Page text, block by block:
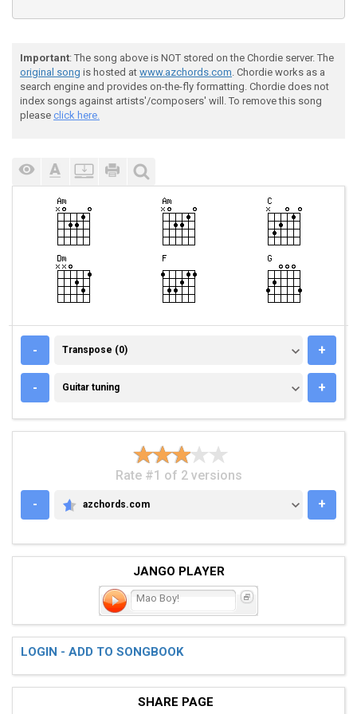
Important: The song above is NOT stored on the Chordie server. The
original song is hosted at www.azchords.com. Chordie works as a
search engine and provides on-the-fly formatting. Chordie does not
index songs against artists'/composers' will. To remove this song
please click here.
- TRANSPOSE (0)
Transpose (0) +
- GUITAR TUNING
Guitar tuning +
Rate #1 of 2 versions
-
AZCHORDS.COM
azchords.com +
JANGO PLAYER
Mao Boy!
LOGIN - ADD TO SONGBOOK
SHARE PAGE